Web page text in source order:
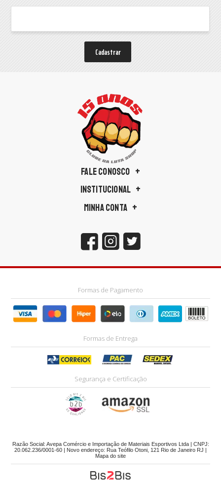
Cadastrar
FALE CONOSCO
INSTITUCIONAL
MINHA CONTA
Formas de Pagamento
Formas de Entrega
Segurança e Certificação
Razão Social: Avepa Comércio e Importação de Materiais Esportivos Ltda | CNPJ:
20.062.236/0001-60 | Novo endereço: Rua Teófilo Otoni, 121 Rio de Janeiro RJ |
Mapa do site